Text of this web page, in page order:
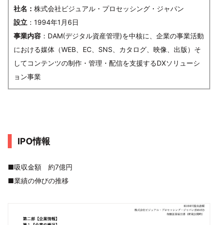
社名： 株式会社ビジュアル・プロセッシング・ジャパン
設立 ：1994年1月6日
事業内容 ：DAM(デジタル資産管理)を中核に、企業の事業活動
における媒体（WEB、EC、SNS、カタログ、映像、出版）そ
してコンテンツの制作・管理・配信を支援するDXソリューシ
ョン事業
IPO情報
■吸収金額 約7億円
■業績の伸びの推移